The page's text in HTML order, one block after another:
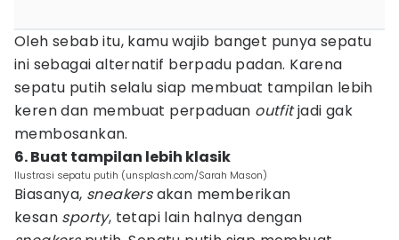
Oleh sebab itu, kamu wajib banget punya sepatu
ini sebagai alternatif berpadu padan. Karena
sepatu putih selalu siap membuat tampilan lebih
keren dan membuat perpaduan outfitjadi gak
membosankan.
6. Buat tampilan lebih klasik
Ilustrasi sepatu putih (unsplash.com/Sarah Mason)
Biasanya, sneakersakan memberikan
kesan sporty, tetapi lain halnya dengan